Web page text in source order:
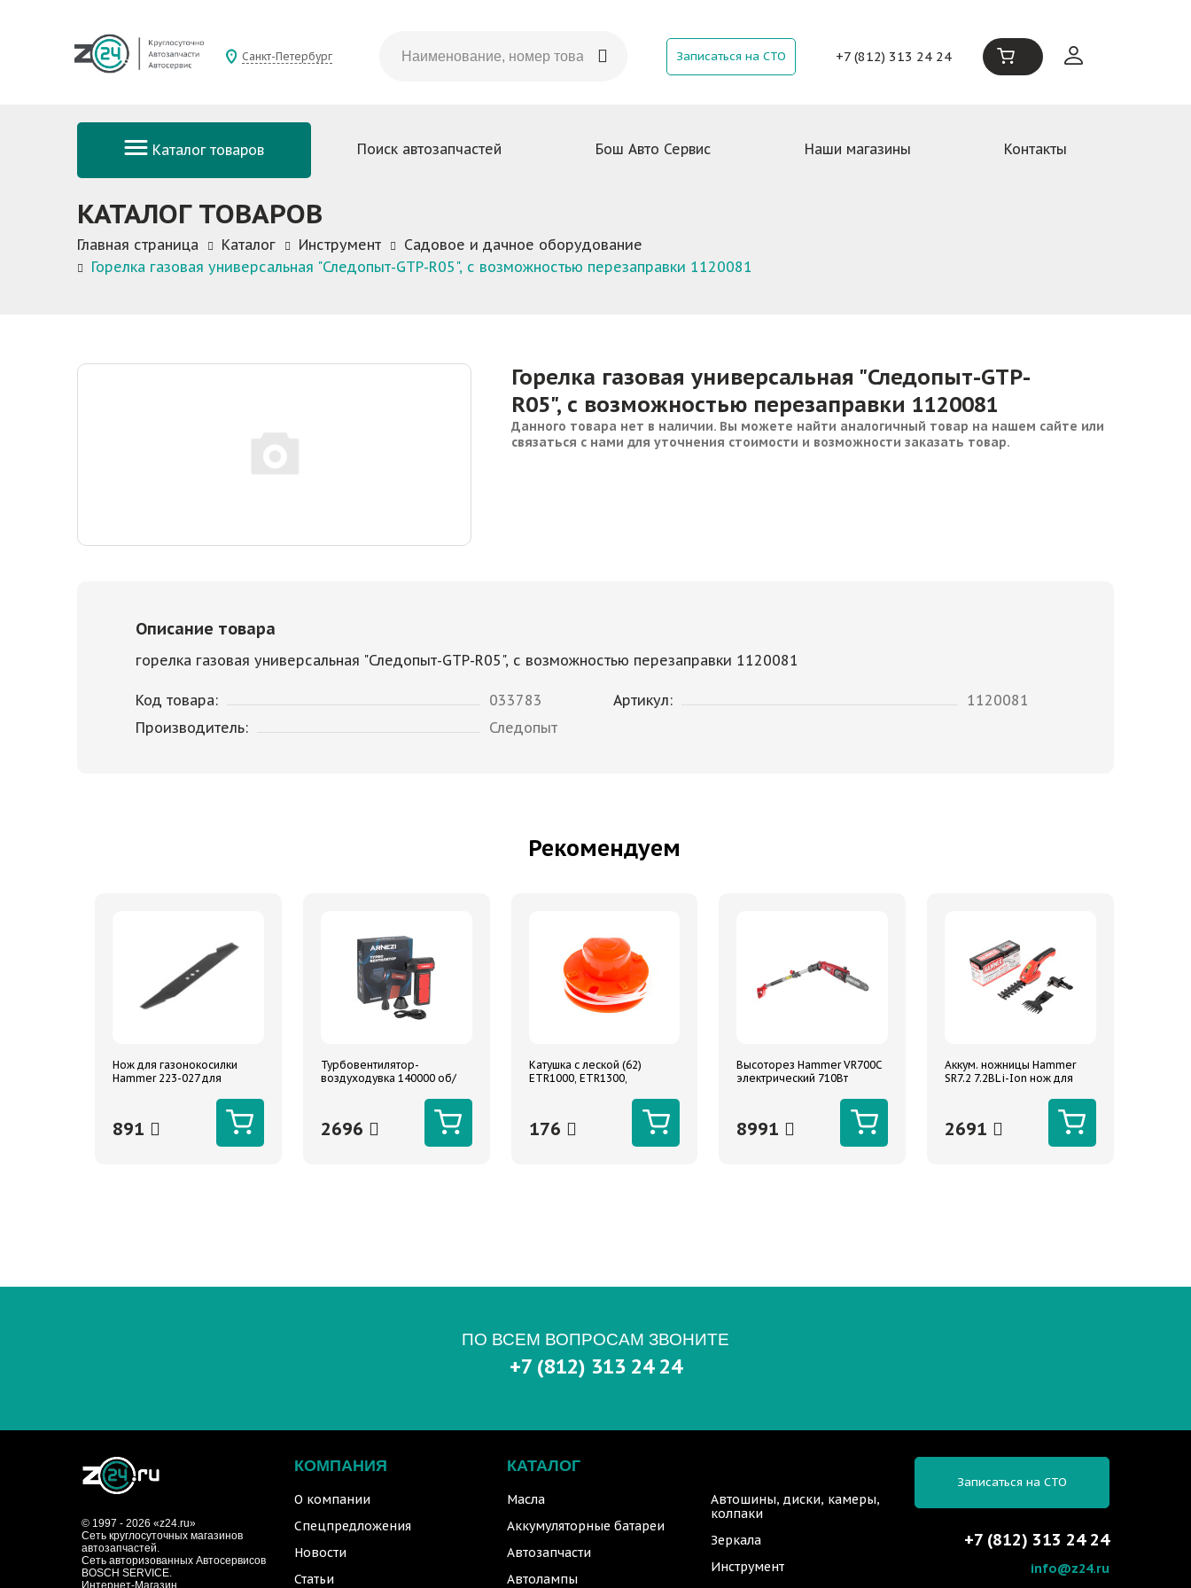
Санкт-Петербург Записаться на СТО +7 (812) 313 24 24
Каталог товаров Поиск автозапчастей Бош Авто Сервис Наши магазины Контакты
КАТАЛОГ ТОВАРОВ
Главная страница Каталог Инструмент
Садовое и дачное оборудование
Горелка газовая универсальная "Следопыт-GTP-R05", с возможностью перезаправки 1120081
Горелка газовая универсальная "Следопыт-GTP-
R05", с возможностью перезаправки 1120081
Данного товара нет в наличии. Вы можете найти аналогичный товар на нашем сайте или
связаться с нами для уточнения стоимости и возможности заказать товар.
Описание товара
горелка газовая универсальная "Следопыт-GTP-R05", с возможностью перезаправки 1120081
Код товара:
033783
Производитель:
Следопыт
Артикул: 1120081
Рекомендуем
Нож для газонокосилки
Hammer 223-027 для
891
Турбовентилятор-
воздуходувка 140000 об/
2696
Катушка с леской (62)
ETR1000, ETR1300,
176
Высоторез Hammer VR700C
электрический 710Вт
8991
Аккум. ножницы Hammer
SR7.2 7.2ВLi-Ion нож для
2691
ПО ВСЕМ ВОПРОСАМ ЗВОНИТЕ
+7 (812) 313 24 24
© 1997 - 2026 «z24.ru»
Cеть круглосуточных магазинов
автозапчастей.
Сеть авторизованных Автосервисов
BOSCH SERVICE.
Интернет-Магазин.
КОМПАНИЯ
О компании
Спецпредложения
Новости
Статьи
КАТАЛОГ
Масла
Аккумуляторные батареи
Автозапчасти
Автолампы
Автошины, диски, камеры,
колпаки
Зеркала
Инструмент
Записаться на СТО
+7 (812) 313 24 24
info@z24.ru